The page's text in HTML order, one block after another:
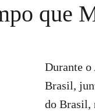
que
Durante o
Brasil,
do Brasil,